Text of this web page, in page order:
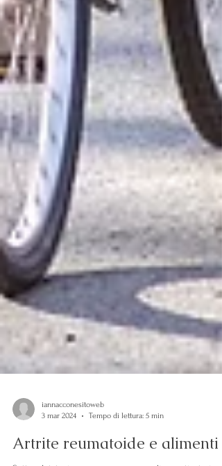
iannacconesitoweb
3 mar 2024
Tempo di lettura: 5 min